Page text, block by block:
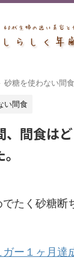
砂糖を使わない間食
い間食
、間食は
たく砂糖断
ガー１ヶ月達